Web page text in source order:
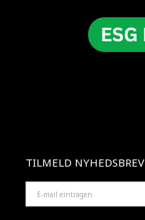
TILMELD NYHEDSBREV
MAIL
EINTRAGEN